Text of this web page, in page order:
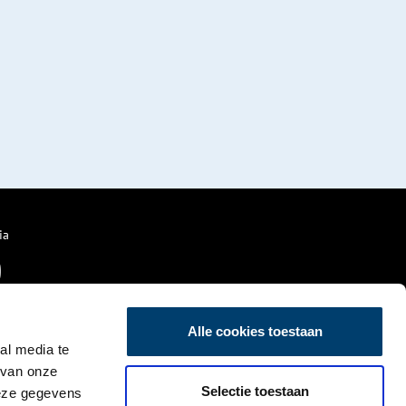
media te
onze
gegevens
Alle cookies toestaan
Selectie toestaan